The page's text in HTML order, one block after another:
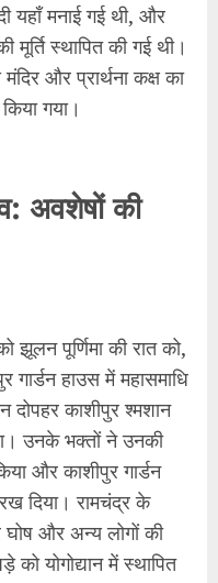
यहाँ मनाई गई थी, और
स्थापित की गई थी।
और प्रार्थना कक्ष का
गया।
अवशेषों की
पूर्णिमा की रात को,
हाउस में महासमाधि
दोपहर काशीपुर श्मशान
उनके भक्तों ने उनकी
और काशीपुर गार्डन
दिया। रामचंद्र के
और अन्य लोगों की
को योगोद्यान में स्थापित